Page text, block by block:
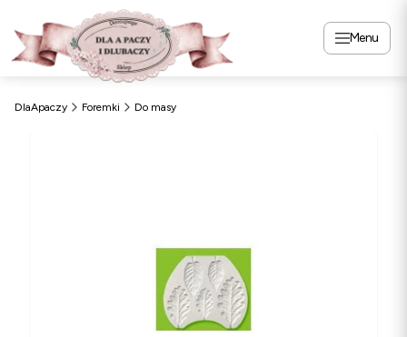
Menu
DlaApaczy Foremki Do masy